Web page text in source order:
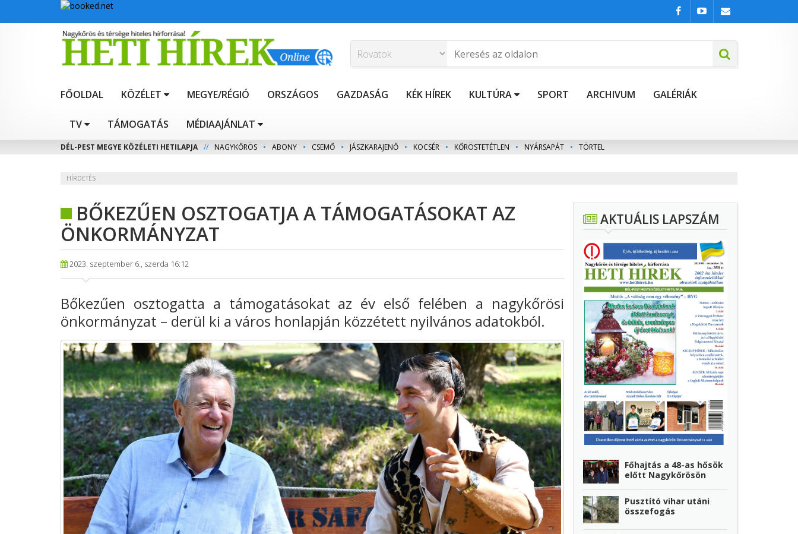
FŐOLDAL KÖZÉLET MEGYE/RÉGIÓ ORSZÁGOS GAZDASÁG KÉK HÍREK KULTÚRA SPORT ARCHIVUM GALÉRIÁK
TV TÁMOGATÁS MÉDIAAJÁNLAT
DÉL-PEST MEGYE KÖZÉLETI HETILAPJA // NAGYKŐRÖS • ABONY • CSEMŐ • JÁSZKARAJENŐ • KOCSÉR • KŐRÖSTETÉTLEN • NYÁRSAPÁT • TÖRTEL
HÍRDETÉS
BŐKEZŰEN OSZTOGATJA A TÁMOGATÁSOKAT AZ
ÖNKORMÁNYZAT
2023. szeptember 6., szerda 16:12
Bőkezűen osztogatta a támogatásokat az év első felében a nagykőrösi
önkormányzat – derül ki a város honlapján közzétett nyilvános adatokból.
AKTUÁLIS LAPSZÁM
Főhajtás a 48-as hősök
előtt Nagykőrösön
Pusztító vihar utáni
összefogás